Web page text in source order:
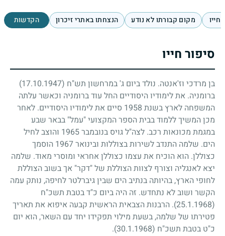
חייו מקום קבורתו לא נודע הנצחתו באתרי זיכרון הקדשות
סיפור חייו
בן מרדכי וז'אנטה. נולד ביום ג' במרחשון תש"ח (17.10.1947)
ברומניה. את לימודיו היסודיים החל עוד ברומניה וכאשר עלתה
המשפחה לארץ בשנת 1958 סיים את לימודיו היסודיים. לאחר
מכן המשיך ללמוד בבית הספר המקצועי "עמל" בבאר שבע
במגמת מכונאות רכב. לצה"ל גויס בנובמבר1965 והוצב לחיל
הים. שלמה התנדב לשירות בצוללות ובינואר1967 הוסמך
כצוללן. הוא הוכיח את עצמו כצוללן אחראי ומוסרי מאוד. שלמה
יצא לאנגליה וצורף לצוות הצוללת של "דקר" אך בשוב הצוללת
לחופי הארץ, בהיותה בנתיב הים שבין גיברלטר לחיפה, נותק עמה
הקשר ושוב לא נתחדש. זה היה ביום כ"ד בטבת תשכ"ח
(25.1.1968)
. הרבנות הצבאית הראשית קבעה איפוא את תאריך
פטירתו של שלמה, בשעת מילוי תפקידו יחד עם השאר, הוא יום
כ"ט בטבת תשכ"ח (30.1.1968)
.